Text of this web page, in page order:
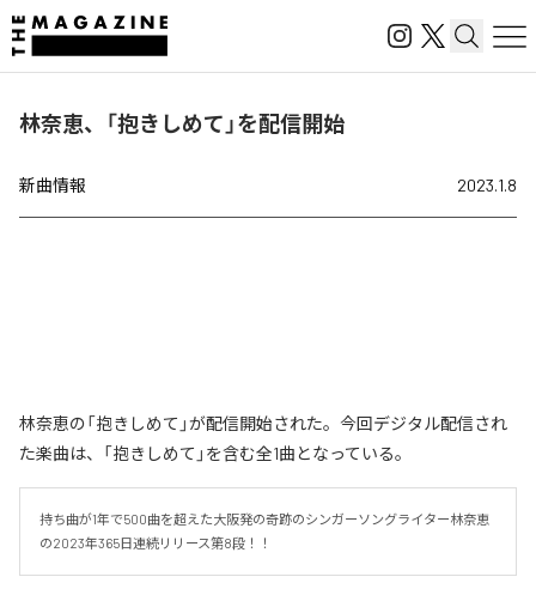
林奈恵、「抱きしめて」を配信開始
新曲情報 2023.1.8
林奈恵の「抱きしめて」が配信開始された。今回デジタル配信され
た楽曲は、「抱きしめて」を含む全1曲となっている。
持ち曲が1年で500曲を超えた大阪発の奇跡のシンガーソングライター林奈恵
の2023年365日連続リリース第8段！！